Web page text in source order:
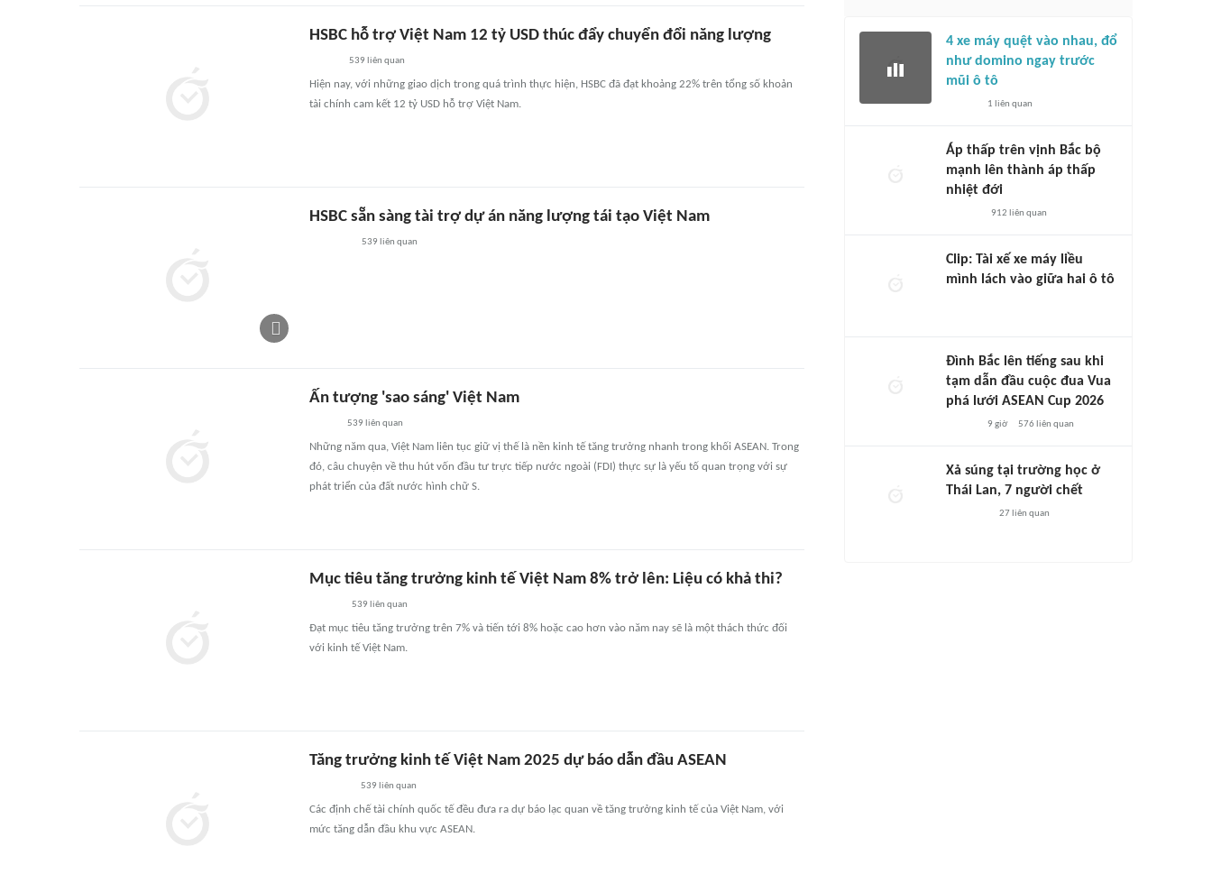
HSBC hỗ trợ Việt Nam 12 tỷ USD thúc đẩy chuyển đổi năng lượng
539 liên quan
Hiện nay, với những giao dịch trong quá trình thực hiện, HSBC đã đạt khoảng 22% trên tổng số khoản
tài chính cam kết 12 tỷ USD hỗ trợ Việt Nam.
HSBC sẵn sàng tài trợ dự án năng lượng tái tạo Việt Nam
539 liên quan
Ấn tượng 'sao sáng' Việt Nam
539 liên quan
Những năm qua, Việt Nam liên tục giữ vị thế là nền kinh tế tăng trưởng nhanh trong khối ASEAN. Trong
đó, câu chuyện về thu hút vốn đầu tư trực tiếp nước ngoài (FDI) thực sự là yếu tố quan trọng với sự
phát triển của đất nước hình chữ S.
Mục tiêu tăng trưởng kinh tế Việt Nam 8% trở lên: Liệu có khả thi?
539 liên quan
Đạt mục tiêu tăng trưởng trên 7% và tiến tới 8% hoặc cao hơn vào năm nay sẽ là một thách thức đối
với kinh tế Việt Nam.
Tăng trưởng kinh tế Việt Nam 2025 dự báo dẫn đầu ASEAN
539 liên quan
Các định chế tài chính quốc tế đều đưa ra dự báo lạc quan về tăng trưởng kinh tế của Việt Nam, với
mức tăng dẫn đầu khu vực ASEAN.
4 xe máy quệt vào nhau, đổ
như domino ngay trước
mũi ô tô
1 liên quan
Áp thấp trên vịnh Bắc bộ
mạnh lên thành áp thấp
nhiệt đới
912 liên quan
Clip: Tài xế xe máy liều
mình lách vào giữa hai ô tô
Đình Bắc lên tiếng sau khi
tạm dẫn đầu cuộc đua Vua
phá lưới ASEAN Cup 2026
9 giờ 576 liên quan
Xả súng tại trường học ở
Thái Lan, 7 người chết
27liên quan